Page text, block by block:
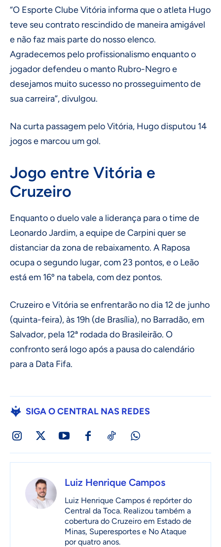
“O Esporte Clube Vitória informa que o atleta Hugo
teve seu contrato rescindido de maneira amigável
e não faz mais parte do nosso elenco.
Agradecemos pelo profissionalismo enquanto o
jogador defendeu o manto Rubro-Negro e
desejamos muito sucesso no prosseguimento de
sua carreira”, divulgou.
Na curta passagem pelo Vitória, Hugo disputou 14
jogos e marcou um gol.
Jogo entre Vitória e
Cruzeiro
Enquanto o duelo vale a liderança para o time de
Leonardo Jardim, a equipe de Carpini quer se
distanciar da zona de rebaixamento. A Raposa
ocupa o segundo lugar, com 23 pontos, e o Leão
está em 16º na tabela, com dez pontos.
Cruzeiro e Vitória se enfrentarão no dia 12 de junho
(quinta-feira), às 19h (de Brasília), no Barradão, em
Salvador, pela 12ª rodada do Brasileirão. O
confronto será logo após a pausa do calendário
para a Data Fifa.
SIGA O CENTRAL NAS REDES
Luiz Henrique Campos
Luiz Henrique Campos é repórter do
Central da Toca. Realizou também a
cobertura do Cruzeiro em Estado de
Minas, Superesportes e No Ataque
por quatro anos.